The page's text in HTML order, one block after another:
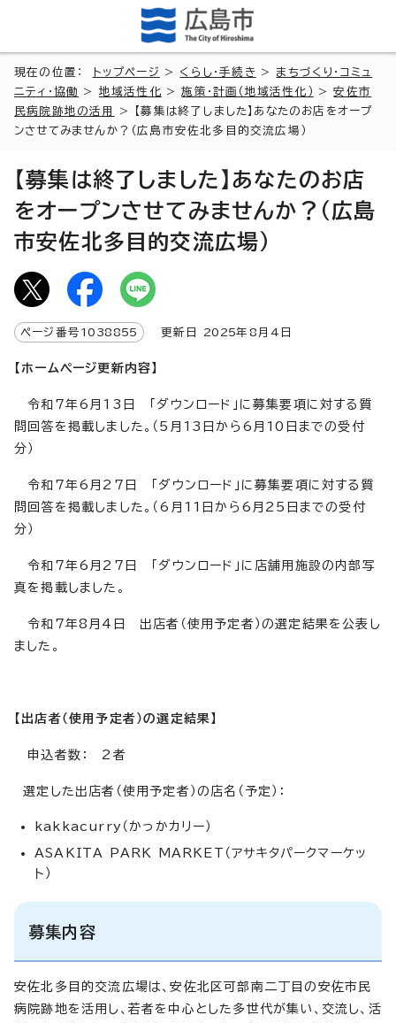
現在の位置： トップページ > くらし・手続き > まちづくり・コミュ
ニティ・協働
> 地域活性化 >施策・計画（地域活性化） >安佐市
民病院跡地の活用
> 【募集は終了しました】あなたのお店をオープ
ンさせてみませんか？（広島市安佐北多目的交流広場）
【募集は終了しました】あなたのお店
をオープンさせてみませんか？（広島
市安佐北多目的交流広場）
ページ番号 1038855 更新日 2025年8月4日
【ホームページ更新内容】
令和7年6月13日 「ダウンロード」に募集要項に対する質
問回答を掲載しました。（5月13日から6月10日までの受付
分）
令和7年6月27日 「ダウンロード」に募集要項に対する質
問回答を掲載しました。（6月11日から6月25日までの受付
分）
令和7年6月27日 「ダウンロード」に店舗用施設の内部写
真を掲載しました。
令和7年8月4日 出店者（使用予定者）の選定結果を公表し
ました。
【出店者（使用予定者）の選定結果】
申込者数： 2者
選定した出店者（使用予定者）の店名（予定）：
kakkacurry（かっかカリー）
ASAKITA PARK MARKET（アサキタパークマーケッ
ト）
募集内容
安佐北多目的交流広場は、安佐北区可部南二丁目の安佐市民
病院跡地を活用し、若者を中心とした多世代が集い、交流し、活